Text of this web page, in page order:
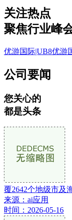
关注热点
聚焦行业峰
优游国际|UB8优游
公司要闻
您关心的
都是头条
覆2642个地级市及
来源：ai应用
时间：2026-05-16